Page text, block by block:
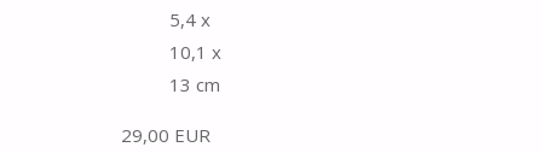
5,4 x
10,1 x
13 cm
29,00 EUR